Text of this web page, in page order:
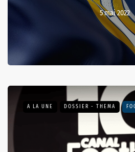
5 mai 2022
A LA UNE DOSSIER - THEMA